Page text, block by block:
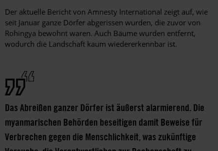
Der aktuelle Bericht von Amnesty International zeigt auf, wie
seit Januar ganze Dörfer abgerissen wurden, die zuvor von
Rohingya bewohnt waren. Auch Bäume wurden entfernt,
wodurch die Landschaft kaum wiedererkennbar ist.
Das Abreißen ganzer Dörfer ist äußerst alarmierend. Die
myanmarischen Behörden beseitigen damit Beweise für
Verbrechen gegen die Menschlichkeit, was zukünftige